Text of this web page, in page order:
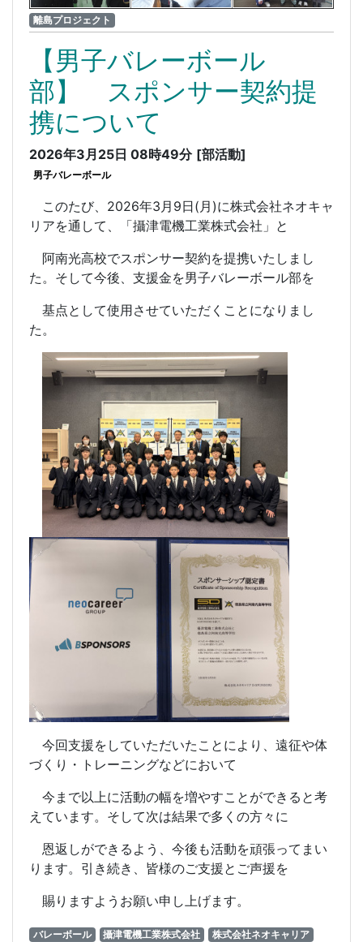
離島プロジェクト
【男子バレーボール
部】 スポンサー契約提
携について
2026年3月25日 08時49分 [部活動]
男子バレーボール
このたび、2026年3月9日(月)に株式会社ネオキャ
リアを通して、「攝津電機工業株式会社」と
阿南光高校でスポンサー契約を提携いたしまし
た。そして今後、支援金を男子バレーボール部を
基点として使用させていただくことになりまし
た。
今回支援をしていただいたことにより、遠征や体
づくり・トレーニングなどにおいて
今まで以上に活動の幅を増やすことができると考
えています。そして次は結果で多くの方々に
恩返しができるよう、今後も活動を頑張ってまい
ります。引き続き、皆様のご支援とご声援を
賜りますようお願い申し上げます。
バレーボール 攝津電機工業株式会社 株式会社ネオキャリア